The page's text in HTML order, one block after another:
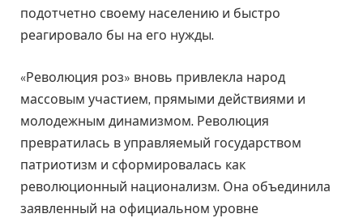
подотчетно своему населению и быстро
реагировало бы на его нужды.
«Революция роз» вновь привлекла народ
массовым участием, прямыми действиями и
молодежным динамизмом. Революция
превратилась в управляемый государством
патриотизм и сформировалась как
революционный национализм. Она объединила
заявленный на официальном уровне